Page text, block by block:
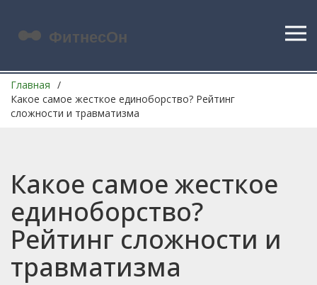
Главная
Какое самое жесткое единоборство? Рейтинг
сложности и травматизма
Какое самое жесткое
единоборство?
Рейтинг сложности и
травматизма